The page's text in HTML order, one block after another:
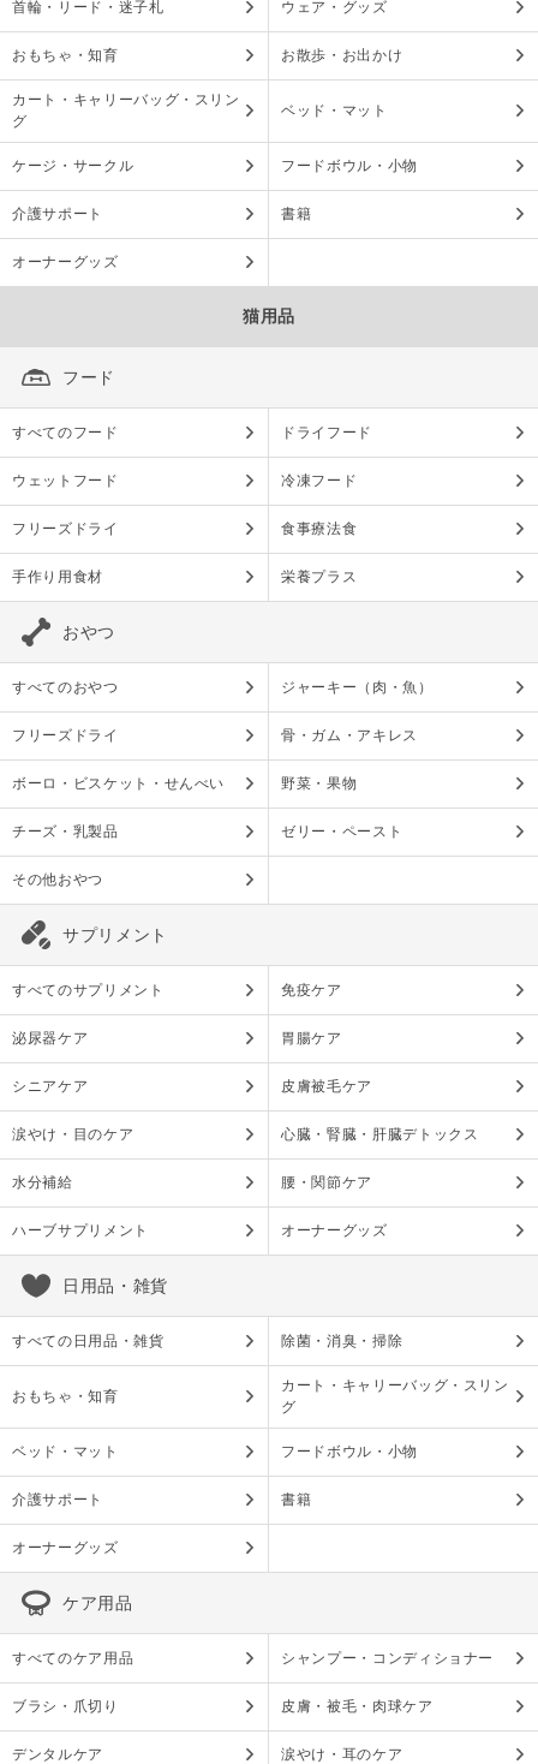
首輪・リード・迷子札 ウェア・グッズ
おもちゃ・知育 お散歩・お出かけ
カート・キャリーバッグ・スリン
グ
ベッド・マット
ケージ・サークル フードボウル・小物
介護サポート 書籍
オーナーグッズ
猫用品
フード
すべてのフード ドライフード
ウェットフード 冷凍フード
フリーズドライ 食事療法食
手作り用食材 栄養プラス
おやつ
すべてのおやつ ジャーキー（肉・魚）
フリーズドライ 骨・ガム・アキレス
ボーロ・ビスケット・せんべい 野菜・果物
チーズ・乳製品 ゼリー・ペースト
その他おやつ
サプリメント
すべてのサプリメント 免疫ケア
泌尿器ケア 胃腸ケア
シニアケア 皮膚被毛ケア
涙やけ・目のケア 心臓・腎臓・肝臓デトックス
水分補給 腰・関節ケア
ハーブサプリメント オーナーグッズ
日用品・雑貨
すべての日用品・雑貨 除菌・消臭・掃除
おもちゃ・知育
カート・キャリーバッグ・スリン
グ
ベッド・マット フードボウル・小物
介護サポート 書籍
オーナーグッズ
ケア用品
すべてのケア用品 シャンプー・コンディショナー
ブラシ・爪切り 皮膚・被毛・肉球ケア
デンタルケア 涙やけ・耳のケア